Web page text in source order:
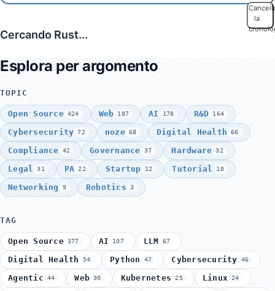
la
Cercando Rust...
Esplora per argomento
TOPIC
Open Source 424 Web 187 AI 178 R&D 164
Cybersecurity 72 noze 68 Digital Health 66
Compliance 42 Governance 37 Hardware 32
Legal 31 PA 22 Startup 12 Tutorial 10
Networking 9 Robotics 3
TAG
Open Source 377 AI 107 LLM 67
Digital Health 54 Python 47 Cybersecurity 46
Agentic 44 Web 30 Kubernetes 25 Linux 24